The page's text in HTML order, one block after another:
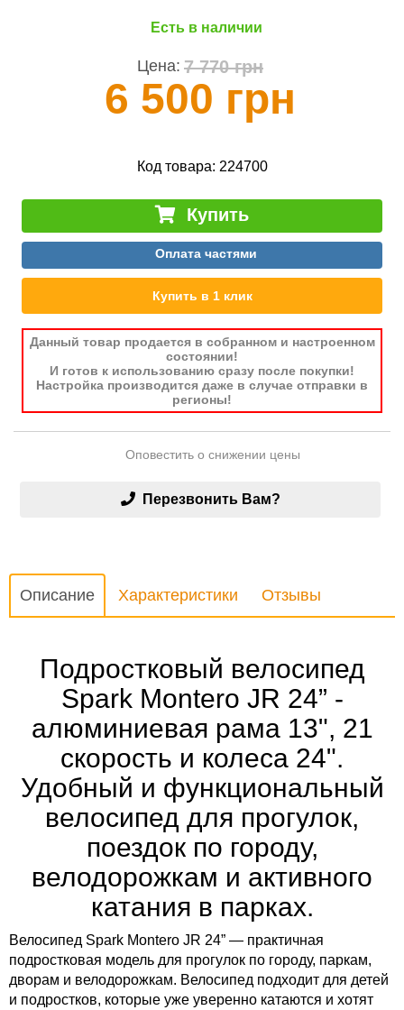
Есть в наличии
Цена: 7 770 грн
6 500 грн
Код товара: 224700
Купить
Оплата частями
Купить в 1 клик
Данный товар продается в собранном и настроенном
состоянии!
И готов к использованию сразу после покупки!
Настройка производится даже в случае отправки в
регионы!
Оповестить о снижении цены
Перезвонить Вам?
Описание Характеристики Отзывы
Подростковый велосипед
Spark Montero JR 24” -
алюминиевая рама 13", 21
скорость и колеса 24".
Удобный и функциональный
велосипед для прогулок,
поездок по городу,
велодорожкам и активного
катания в парках.
Велосипед Spark Montero JR 24” — практичная
подростковая модель для прогулок по городу, паркам,
дворам и велодорожкам. Велосипед подходит для детей
и подростков, которые уже уверенно катаются и хотят